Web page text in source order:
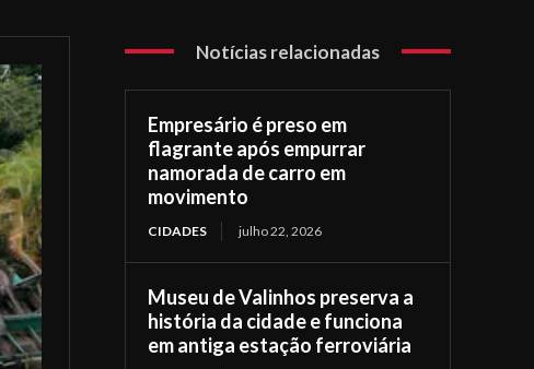
Notícias relacionadas
Empresário é preso em
flagrante após empurrar
namorada de carro em
movimento
CIDADES julho 22, 2026
Museu de Valinhos preserva a
história da cidade e funciona
em antiga estação ferroviária